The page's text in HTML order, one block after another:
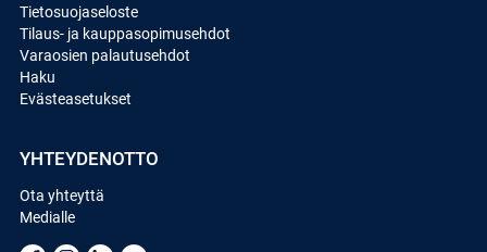
Tietosuojaseloste
Tilaus- ja kauppasopimusehdot
Varaosien palautusehdot
Haku
Evästeasetukset
YHTEYDENOTTO
Ota yhteyttä
Medialle